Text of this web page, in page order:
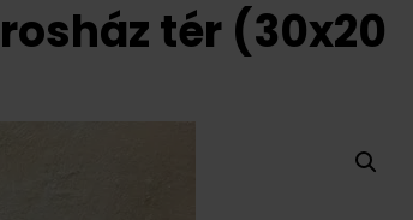
tér (30x20